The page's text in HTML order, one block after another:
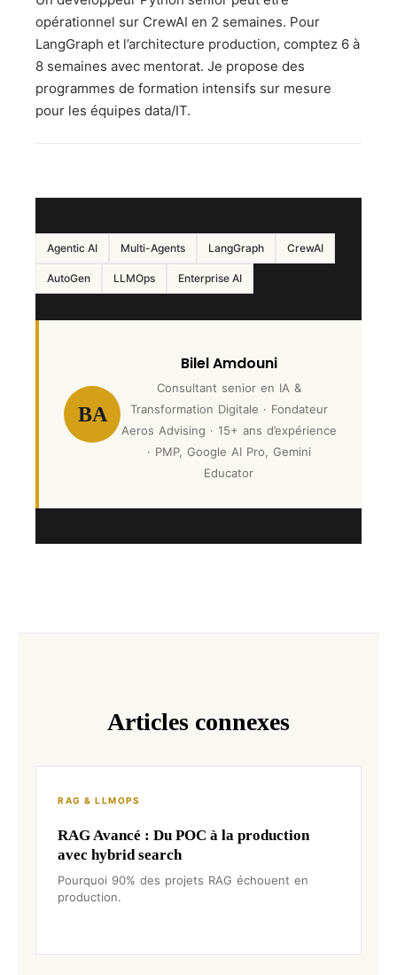
opérationnel sur CrewAI en 2 semaines. Pour
LangGraph et l’architecture production, comptez 6 à
8 semaines avec mentorat. Je propose des
programmes de formation intensifs sur mesure
pour les équipes data/IT.
Agentic AI Multi-Agents LangGraph CrewAI
AutoGen LLMOps Enterprise AI
BA
Bilel Amdouni
Consultant senior en IA &
Transformation Digitale · Fondateur
Aeros Advising · 15+ ans d’expérience
· PMP, Google AI Pro, Gemini
Educator
Articles connexes
RAG & LLMOPS
RAG Avancé : Du POC à la production
avec hybrid search
Pourquoi 90% des projets RAG échouent en
production.